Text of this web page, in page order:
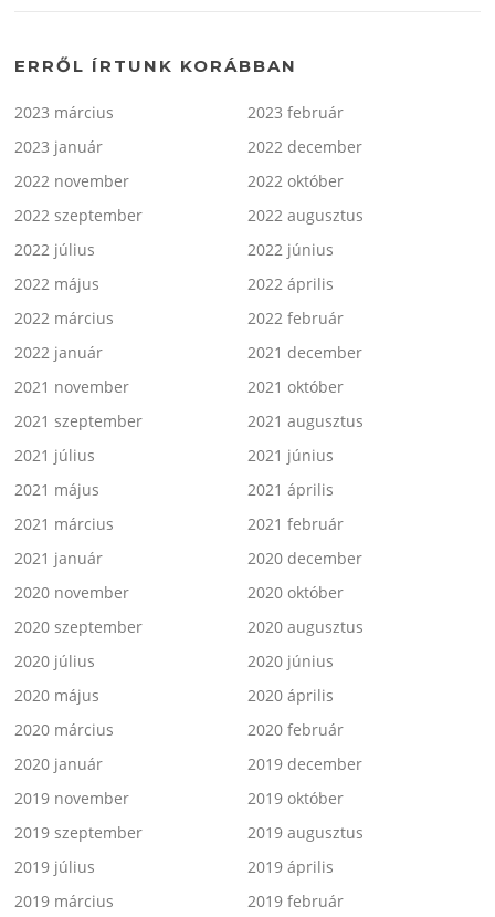
ERRŐL ÍRTUNK KORÁBBAN
2023 március
2023 február
2023 január
2022 december
2022 november
2022 október
2022 szeptember
2022 augusztus
2022 július
2022 június
2022 május
2022 április
2022 március
2022 február
2022 január
2021 december
2021 november
2021 október
2021 szeptember
2021 augusztus
2021 július
2021 június
2021 május
2021 április
2021 március
2021 február
2021 január
2020 december
2020 november
2020 október
2020 szeptember
2020 augusztus
2020 július
2020 június
2020 május
2020 április
2020 március
2020 február
2020 január
2019 december
2019 november
2019 október
2019 szeptember
2019 augusztus
2019 július
2019 április
2019 március
2019 február